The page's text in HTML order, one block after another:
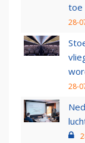
toe
28-
28-